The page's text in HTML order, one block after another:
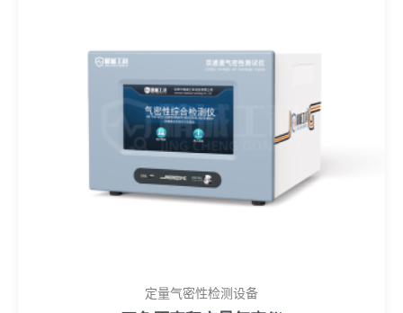
定量气密性检测设备